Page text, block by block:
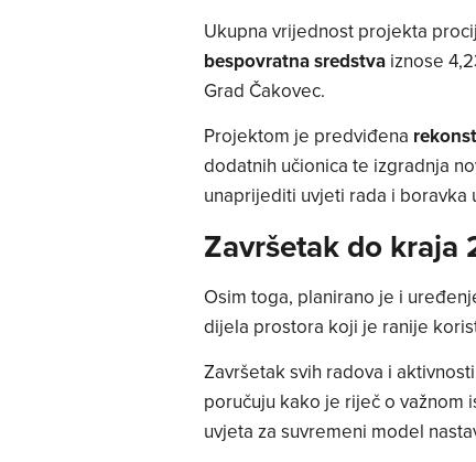
Ukupna vrijednost projekta
bespovratna sredstvaiznose
Grad Čakovec.
Projektom je predviđena
dodatnih učionica te izgradnja
unaprijediti uvjeti rada i boravka
Završetak do kraja
Osim toga, planirano je i
dijela prostora koji je ranije
Završetak svih radova i
poručuju kako je riječ o važnom
uvjeta za suvremeni model